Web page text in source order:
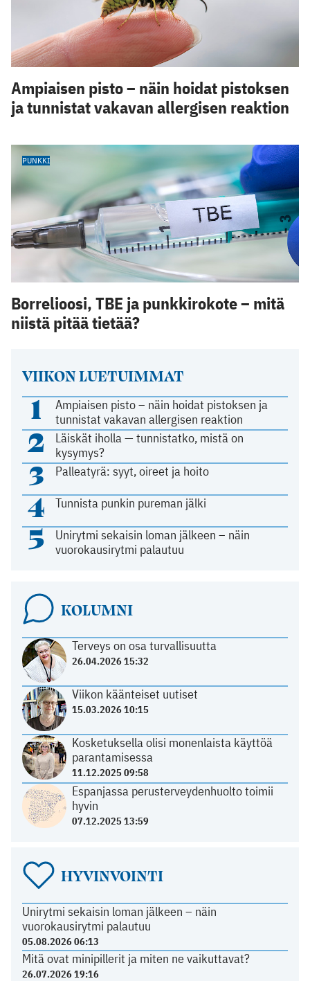
VIIKON LUETUIMMAT
1
Ampiaisen pisto – näin hoidat pistoksen ja
tunnistat vakavan allergisen reaktion
2
Läiskät iholla — tunnistatko, mistä on
kysymys?
3 Palleatyrä: syyt, oireet ja hoito
4 Tunnista punkin pureman jälki
5
Unirytmi sekaisin loman jälkeen – näin
vuorokausirytmi palautuu
KOLUMNI
Terveys on osa turvallisuutta
26.04.2026 15:32
Viikon käänteiset uutiset
15.03.2026 10:15
Kosketuksella olisi monenlaista käyttöä
parantamisessa
11.12.2025 09:58
Espanjassa perusterveydenhuolto toimii
hyvin
07.12.2025 13:59
HYVINVOINTI
Unirytmi sekaisin loman jälkeen – näin
vuorokausirytmi palautuu
05.08.2026 06:13
Mitä ovat minipillerit ja miten ne vaikuttavat?
26.07.2026 19:16
Ampiaisen pisto – näin hoidat pistoksen
ja tunnistat vakavan allergisen reaktion
PUNKKI
Borrelioosi, TBE ja punkkirokote – mitä
niistä pitää tietää?